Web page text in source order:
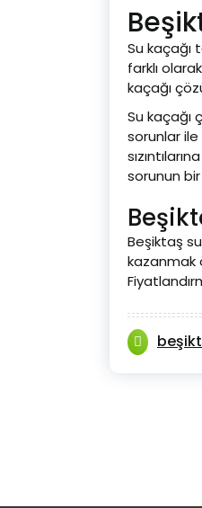
Su kaçağı
farklı olarak
kaçağı
Su kaçağı
sorunlar ile
sorunun
Beşiktaş
kazanmak